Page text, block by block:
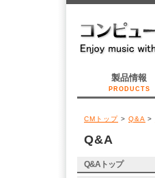
製品情報
PRODUCTS
CMトップ > Q&A >
Q&A
Q&Aトップ